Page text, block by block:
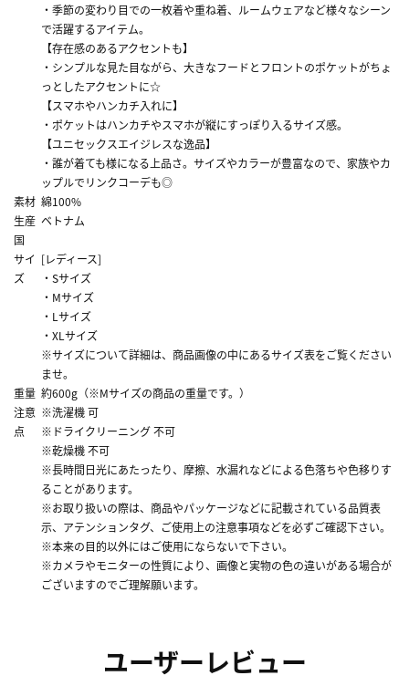
・季節の変わり目での一枚着や重ね着、ルームウェアなど様々なシーン
で活躍するアイテム。
【存在感のあるアクセントも】
・シンプルな見た目ながら、大きなフードとフロントのポケットがちょ
っとしたアクセントに☆
【スマホやハンカチ入れに】
・ポケットはハンカチやスマホが縦にすっぽり入るサイズ感。
【ユニセックスエイジレスな逸品】
・誰が着ても様になる上品さ。サイズやカラーが豊富なので、家族やカ
ップルでリンクコーデも◎
素材 綿100%
生産
国
ベトナム
サイ
ズ
[レディース]
・Sサイズ
・Mサイズ
・Lサイズ
・XLサイズ
※サイズについて詳細は、商品画像の中にあるサイズ表をご覧ください
ませ。
重量 約600g（※Mサイズの商品の重量です。）
注意
点
※洗濯機 可
※ドライクリーニング 不可
※乾燥機 不可
※長時間日光にあたったり、摩擦、水漏れなどによる色落ちや色移りす
ることがあります。
※お取り扱いの際は、商品やパッケージなどに記載されている品質表
示、アテンションタグ、ご使用上の注意事項などを必ずご確認下さい。
※本来の目的以外にはご使用にならないで下さい。
※カメラやモニターの性質により、画像と実物の色の違いがある場合が
ございますのでご理解願います。
ユーザーレビュー